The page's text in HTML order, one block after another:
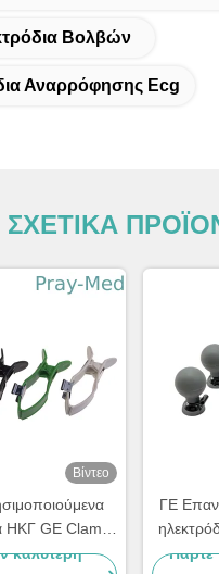
Βολβών
Αναρρόφησης Ecg
ΣΧΕΤΙΚΑ
Βίντεο
ΗΚΓ GE Clamp
VALUE 4/ΣΕΤ
καλύτερη
ΓΕ
6/
Πάρτε